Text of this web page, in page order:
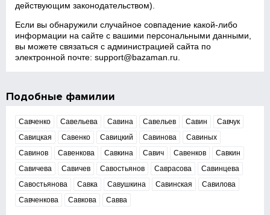
действующим законодательством).
Если вы обнаружили случайное совпадение какой‑либо
информации на сайте с вашими персональными данными,
вы можете связаться с администрацией сайта по
электронной почте:support@bazaman.ru
Подобные фамилии
Савченко Савельева Савина Савельев Савин
Савчук
Савицкая
Савенко Савицкий Савинова
Савиных
Савинов
Савенкова Савкина Савич Савенков
Савкин
Савичева
Савичев Савостьянов Саврасова
Савинцева
Савостьянова
Савка Савушкина Савинская
Савилова
Савченкова
Савкова Савва